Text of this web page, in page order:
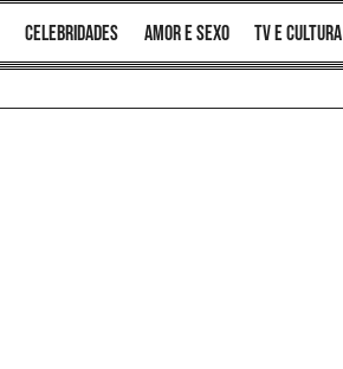
celebridades amor e sexo TV e cultura